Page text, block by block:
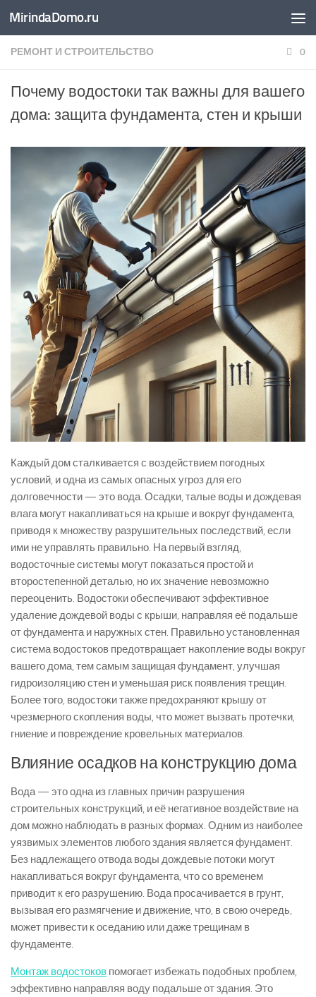
Перейти к содержимому
MirindaDomo.ru
РЕМОНТ И СТРОИТЕЛЬСТВО 0
Почему водостоки так важны для вашего
дома: защита фундамента, стен и крыши
Каждый дом сталкивается с воздействием погодных
условий, и одна из самых опасных угроз для его
долговечности — это вода. Осадки, талые воды и дождевая
влага могут накапливаться на крыше и вокруг фундамента,
приводя к множеству разрушительных последствий, если
ими не управлять правильно. На первый взгляд,
водосточные системы могут показаться простой и
второстепенной деталью, но их значение невозможно
переоценить. Водостоки обеспечивают эффективное
удаление дождевой воды с крыши, направляя её подальше
от фундамента и наружных стен. Правильно установленная
система водостоков предотвращает накопление воды вокруг
вашего дома, тем самым защищая фундамент, улучшая
гидроизоляцию стен и уменьшая риск появления трещин.
Более того, водостоки также предохраняют крышу от
чрезмерного скопления воды, что может вызвать протечки,
гниение и повреждение кровельных материалов.
Влияние осадков на конструкцию дома
Вода — это одна из главных причин разрушения
строительных конструкций, и её негативное воздействие на
дом можно наблюдать в разных формах. Одним из наиболее
уязвимых элементов любого здания является фундамент.
Без надлежащего отвода воды дождевые потоки могут
накапливаться вокруг фундамента, что со временем
приводит к его разрушению. Вода просачивается в грунт,
вызывая его размягчение и движение, что, в свою очередь,
может привести к оседанию или даже трещинам в
фундаменте.
Монтаж водостоков помогает избежать подобных проблем,
эффективно направляя воду подальше от здания. Это